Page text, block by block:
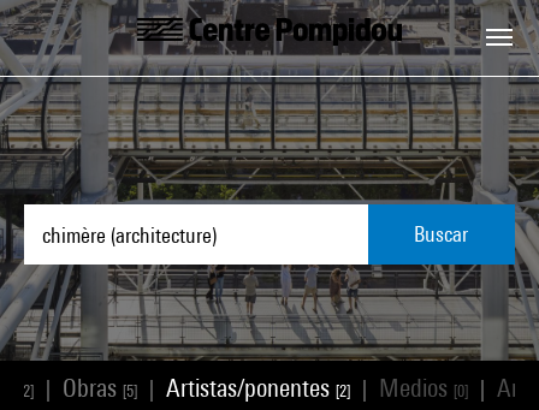
Skip to main content
Centre Pompidou
Buscar
[2] Obras [5] Artistas/ponentes [2] Medios [0]